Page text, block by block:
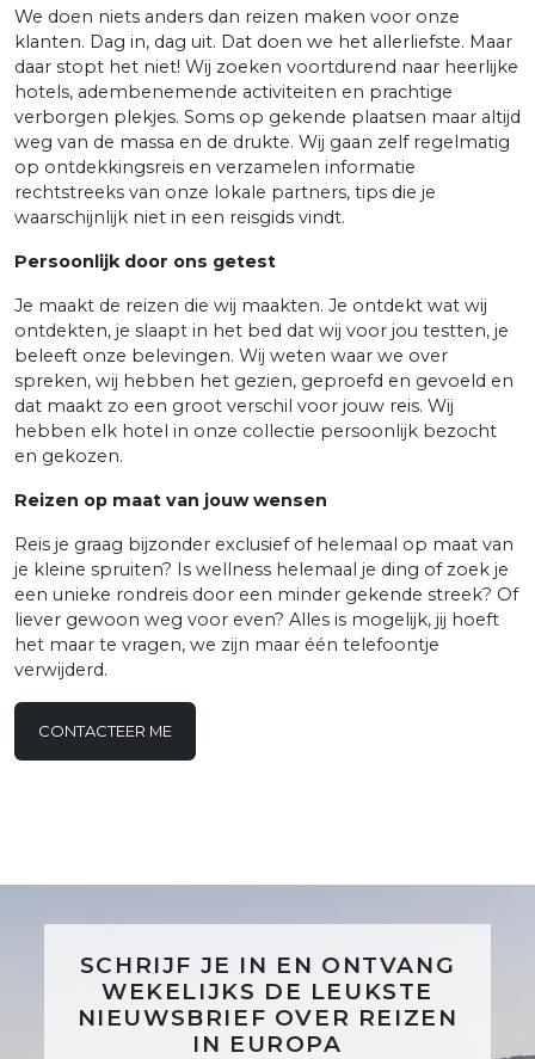
We doen niets anders dan reizen maken voor onze
klanten. Dag in, dag uit. Dat doen we het allerliefste. Maar
daar stopt het niet! Wij zoeken voortdurend naar heerlijke
hotels, adembenemende activiteiten en prachtige
verborgen plekjes. Soms op gekende plaatsen maar altijd
weg van de massa en de drukte. Wij gaan zelf regelmatig
op ontdekkingsreis en verzamelen informatie
rechtstreeks van onze lokale partners, tips die je
waarschijnlijk niet in een reisgids vindt.
Persoonlijk door ons getest
Je maakt de reizen die wij maakten. Je ontdekt wat wij
ontdekten, je slaapt in het bed dat wij voor jou testten, je
beleeft onze belevingen. Wij weten waar we over
spreken, wij hebben het gezien, geproefd en gevoeld en
dat maakt zo een groot verschil voor jouw reis. Wij
hebben elk hotel in onze collectie persoonlijk bezocht
en gekozen.
Reizen op maat van jouw wensen
Reis je graag bijzonder exclusief of helemaal op maat van
je kleine spruiten? Is wellness helemaal je ding of zoek je
een unieke rondreis door een minder gekende streek? Of
liever gewoon weg voor even? Alles is mogelijk, jij hoeft
het maar te vragen, we zijn maar één telefoontje
verwijderd.
CONTACTEER ME
SCHRIJF JE IN EN ONTVANG
WEKELIJKS DE LEUKSTE
NIEUWSBRIEF OVER REIZEN
IN EUROPA